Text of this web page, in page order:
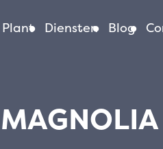
Plant Diensten Blog